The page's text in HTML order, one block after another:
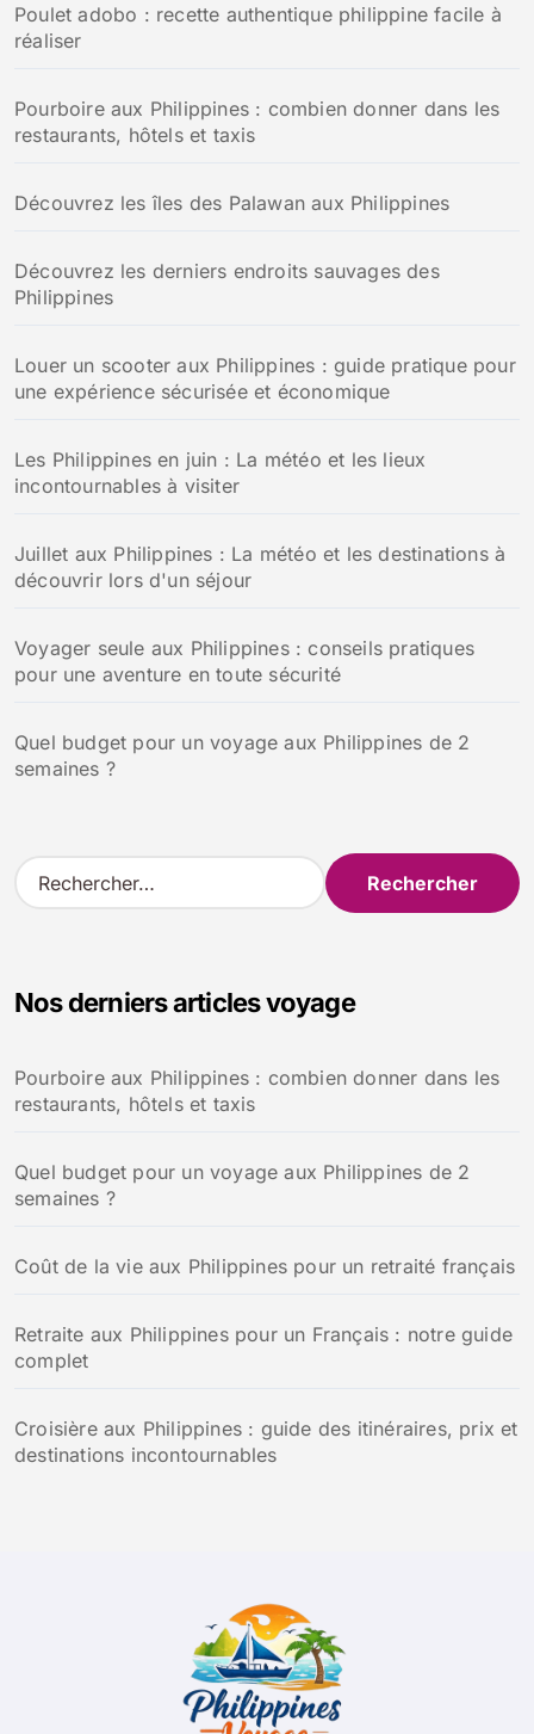
Poulet adobo : recette authentique philippine facile à
réaliser
Pourboire aux Philippines : combien donner dans les
restaurants, hôtels et taxis
Découvrez les îles des Palawan aux Philippines
Découvrez les derniers endroits sauvages des
Philippines
Louer un scooter aux Philippines : guide pratique pour
une expérience sécurisée et économique
Les Philippines en juin : La météo et les lieux
incontournables à visiter
Juillet aux Philippines : La météo et les destinations à
découvrir lors d'un séjour
Voyager seule aux Philippines : conseils pratiques
pour une aventure en toute sécurité
Quel budget pour un voyage aux Philippines de 2
semaines ?
R
e
r
e
r
Nos derniers articles voyage
Pourboire aux Philippines : combien donner dans les
restaurants, hôtels et taxis
Quel budget pour un voyage aux Philippines de 2
semaines ?
Coût de la vie aux Philippines pour un retraité français
Retraite aux Philippines pour un Français : notre guide
complet
Croisière aux Philippines : guide des itinéraires, prix et
destinations incontournables